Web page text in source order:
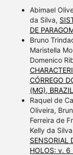
Abimael
da Silva,
DE
Bruno
Maristella
Domenico
CÓRREGO
(MG), BRAZIL
Raquel de
Oliveira,
Ferreira de
Kelly da
SENSORIAL
HOLOS: v. 6